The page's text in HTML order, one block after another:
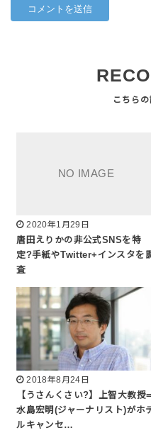
2020年1月29日
唐田えりかの非公式SNSを特
定?手紙やTwitter+インスタを
査
2018年8月24日
【うさんくさい?】上智大教授=
水島宏明(ジャーナリスト)がホ
ルキャンセ…